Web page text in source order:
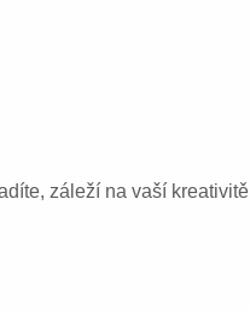
záleží na vaší kreativitě